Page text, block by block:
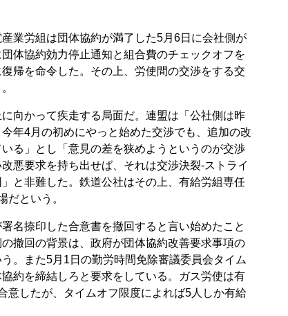
業労組は団体協約が満了した5月6日に会社側が
体協約効力停止通知と組合費のチェックオフを
帰を命令した。その上、労使間の交渉をする交
向かって疾走する局面だ。連盟は「公社側は昨
年4月の初めにやっと始めた交渉でも、追加の改
る」とし「意見の差を狭めようというのが交渉
悪要求を持ち出せば、それは交渉決裂-ストライ
と非難した。鉄道公社はその上、有給労組専任
だという。
名捺印した合意書を撤回すると言い始めたこと
撤回の背景は、政府が団体協約改善要求事項の
。また5月1日の勤労時間免除審議委員会タイム
約を締結しろと要求をしている。ガス労使は有
意したが、タイムオフ限度によれば5人しか有給